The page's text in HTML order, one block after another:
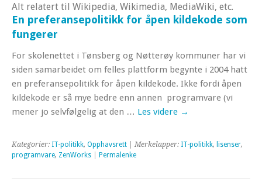
Alt relatert til Wikipedia, Wikimedia, MediaWiki, etc.
En preferansepolitikk for åpen kildekode som
fungerer
For skolenettet i Tønsberg og Nøtterøy kommuner har vi
siden samarbeidet om felles plattform begynte i 2004 hatt
en preferansepolitikk for åpen kildekode. Ikke fordi åpen
kildekode er så mye bedre enn annen programvare (vi
mener jo selvfølgelig at den … Les videre →
Kategorier: IT-politikk, Opphavsrett | Merkelapper: IT-politikk, lisenser,
programvare, ZenWorks Permalenke